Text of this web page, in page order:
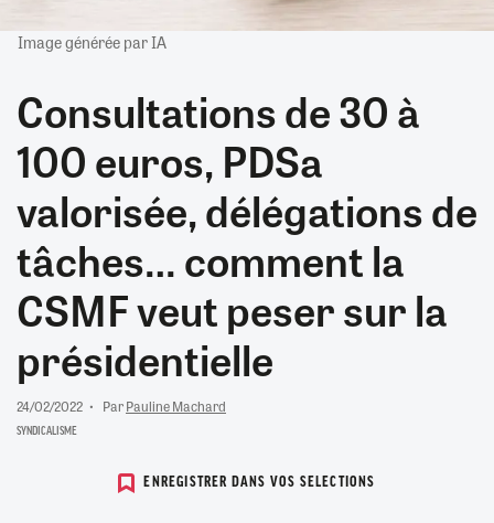
Image générée par IA
Consultations de 30 à
100 euros, PDSa
valorisée, délégations de
tâches… comment la
CSMF veut peser sur la
présidentielle
24/02/2022 ParPauline Machard
SYNDICALISME
ENREGISTRER DANS VOS SELECTIONS